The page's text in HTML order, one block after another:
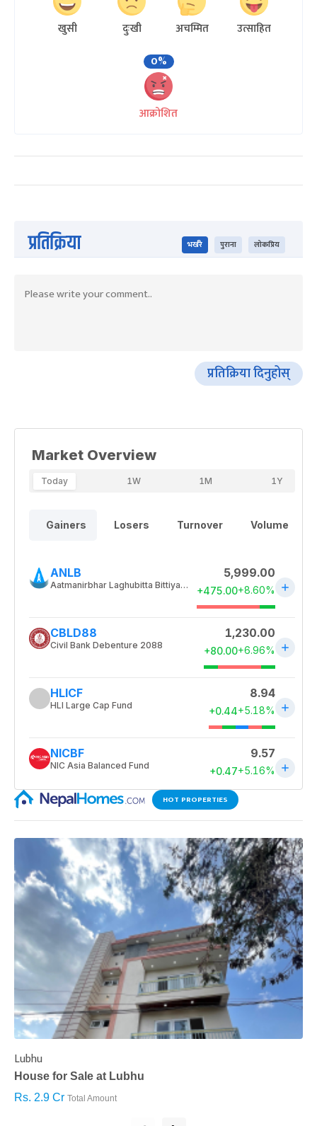
खुसी दुःखी अचम्मित
उत्साहित
0%
आक्रोशित
प्रतिक्रिया भर्खरै पुराना लोकप्रिय
प्रतिक्रिया दिनुहोस्
HOT PROPERTIES
Lubhu
House for Sale at Lubhu
Rs. 2.9 Cr Total Amount